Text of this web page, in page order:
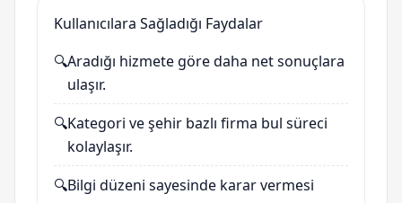
Kullanıcılara Sağladığı Faydalar
🔍Aradığı hizmete göre daha net sonuçlara
ulaşır.
🔍Kategori ve şehir bazlı firma bul süreci
kolaylaşır.
🔍Bilgi düzeni sayesinde karar vermesi